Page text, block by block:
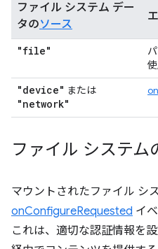
ファイル システム デー
タのソース
"file"
"device" または
"network"
ファイル システム
マウントされたファイル シ
onConfigureRequested イ
これは、適切な認証情報を